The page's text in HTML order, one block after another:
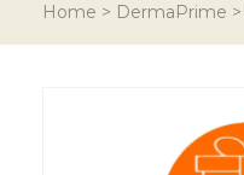
Home > DermaPrime >